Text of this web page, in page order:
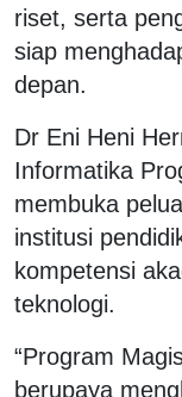
riset, serta
siap
depan.
Dr Eni Heni
Informatika
membuka
institusi
kompetensi
teknologi.
“Program
berupaya